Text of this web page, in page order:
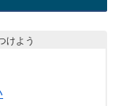
けよう